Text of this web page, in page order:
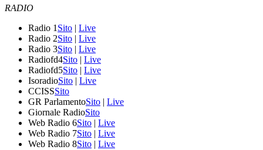
RADIO
Radio 1 Sito | Live
Radio 2Sito | Live
Radio 3Sito | Live
Radiofd4Sito | Live
Radiofd5Sito | Live
IsoradioSito | Live
CCISSSito
GR ParlamentoSito | Live
Giornale RadioSito
Web Radio 6Sito | Live
Web Radio 7Sito | Live
Web Radio 8Sito | Live